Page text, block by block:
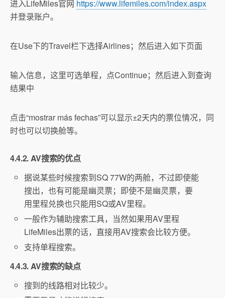
进入LifeMiles官网 https://www.lifemiles.com/index.aspx
并登录账户。
在Use下的Travel栏下选择Airlines；然后进入如下页面
输入信息，这里可选单程，点Continue；然后进入到查询
结果中
点击“mostrar más fechas”可以显示±2天内的票位情况，同
时也可以切换舱等。
4.4.2. AV搜索的优点
据说某些时候搜索到SQ 77W的两舱，不过即使能
搜出，也有可能是幽灵票；即使不是幽灵票，要
用里程兑换也只能用SQ或AV里程。
一般作为辅助搜索工具，当然如果用AV里程
LifeMiles出票的话，直接用AV搜索会比较方便。
支持单程搜索。
4.4.3. AV搜索的缺点
搜到的线路相对比较少。